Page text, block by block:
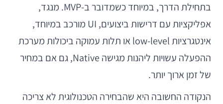
בתחילת הדרך, במיוחד כשמדובר ב-MVP. מנגד,
אפליקציות עם דרישות ביצועים, UI מורכב במיוחד,
אינטגרציות low-level או תלות עמוקה ביכולות מערכת
ההפעלה עשויות ליהנות מגישה Native, גם אם במחיר
של זמן ארוך יותר.
הנקודה החשובה היא שהבחירה הטכנולוגית לא צריכה